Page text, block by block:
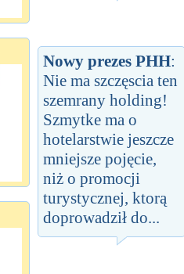
Nowy prezes PHH:
Nie ma szczęscia ten
szemrany holding!
Szmytke ma o
hotelarstwie jeszcze
mniejsze pojęcie,
niż o promocji
turystycznej, ktorą
doprowadził do...